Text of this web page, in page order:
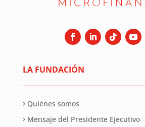
LA FUNDACIÓN
Quiénes somos
Mensaje del Presidente Ejecutivo